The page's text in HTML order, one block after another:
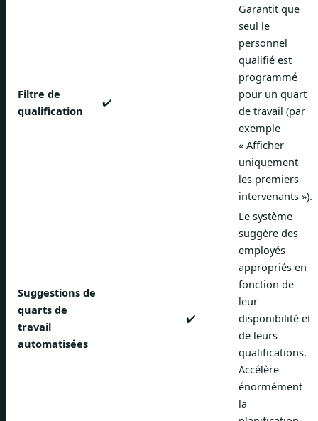
Filtre de
qualification
✔️
Garantit que
seul le
personnel
qualifié est
programmé
pour un quart
de travail (par
exemple
« Afficher
uniquement
les premiers
intervenants »).
Suggestions de
quarts de
travail
automatisées
✔️
Le système
suggère des
employés
appropriés en
fonction de
leur
disponibilité et
de leurs
qualifications.
Accélère
énormément
la